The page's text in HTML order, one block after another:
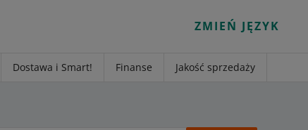
ZMIEŃ JĘZYK
Dostawa i Smart! Finanse Jakość sprzedaży